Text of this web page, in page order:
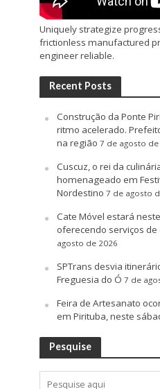
Uniquely strategize
frictionless manufactured
engineer reliable.
Recent Posts
Construção da Ponte
ritmo acelerado.
na região 7 de agosto de
Cuscuz, o rei da
homenageado em
Nordestino 7 de agosto
Cate Móvel estará
oferecendo serviços
agosto de 2026
SPTrans desvia
Freguesia do Ó 7 de
Feira de Artesanato
em Pirituba, neste
Pesquise